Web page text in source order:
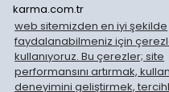
karma.com.tr
web sitemizden en iyi şekilde
faydalanabilmeniz için
kullanıyoruz. Bu çerezler; site
performansını artırmak,
deneyimini geliştirmek,
ONLİNE